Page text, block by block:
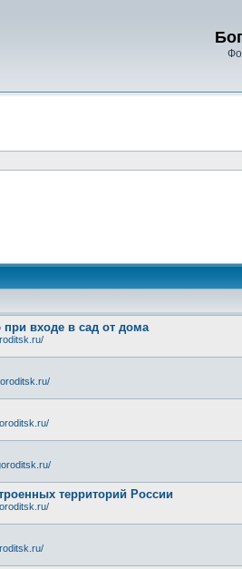
входе в сад от дома
территорий России